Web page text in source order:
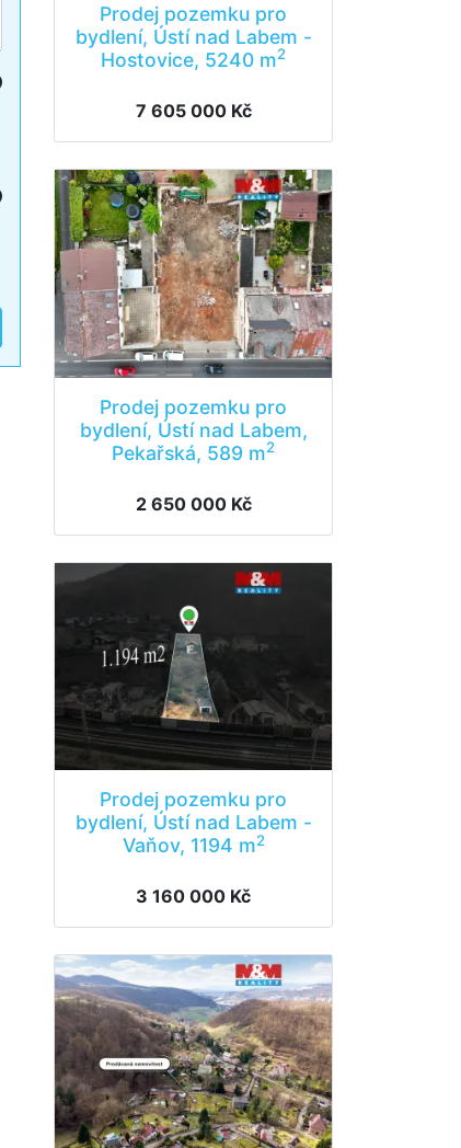
Prodej pozemku pro
bydlení, Ústí nad Labem -
Hostovice, 5240 m2
7 605 000 Kč
Prodej pozemku pro
bydlení, Ústí nad Labem,
Pekařská, 589 m2
2 650 000 Kč
Prodej pozemku pro
bydlení, Ústí nad Labem -
Vaňov, 1194 m2
3 160 000 Kč